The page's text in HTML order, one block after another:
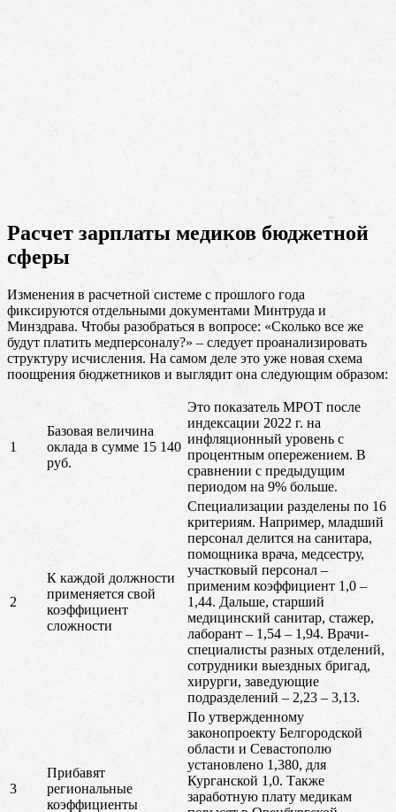
Расчет зарплаты медиков бюджетной
сферы
Изменения в расчетной системе с прошлого года
фиксируются отдельными документами Минтруда и
Минздрава. Чтобы разобраться в вопросе: «Сколько все же
будут платить медперсоналу?» – следует проанализировать
структуру исчисления. На самом деле это уже новая схема
поощрения бюджетников и выглядит она следующим образом:
1
Базовая величина
оклада в сумме 15 140
руб.
Это показатель МРОТ после
индексации 2022 г. на
инфляционный уровень с
процентным опережением. В
сравнении с предыдущим
периодом на 9% больше.
2
К каждой должности
применяется свой
коэффициент
сложности
Специализации разделены по 16
критериям. Например, младший
персонал делится на санитара,
помощника врача, медсестру,
участковый персонал –
применим коэффициент 1,0 –
1,44. Дальше, старший
медицинский санитар, стажер,
лаборант – 1,54 – 1,94. Врачи-
специалисты разных отделений,
сотрудники выездных бригад,
хирурги, заведующие
подразделений – 2,23 – 3,13.
3
Прибавят
региональные
коэффициенты
По утвержденному
законопроекту Белгородской
области и Севастополю
установлено 1,380, для
Курганской 1,0. Также
заработную плату медикам